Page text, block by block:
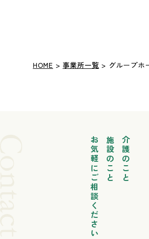
HOME > 事業所一覧 > グループホ
介護のこと
施設のこと
お気軽にご相談ください